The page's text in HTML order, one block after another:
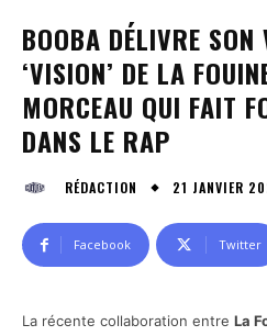
BOOBA DÉLIVRE SON
‘VISION’ DE LA
MORCEAU QUI FAIT
DANS LE RAP
RÉDACTION 21 JANVIER
Facebook Twitter
La récente collaboration entre La